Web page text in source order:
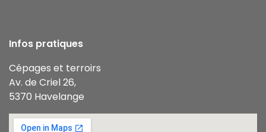
Infos pratiques
Cépages et terroirs
Av. de Criel 26,
5370 Havelange